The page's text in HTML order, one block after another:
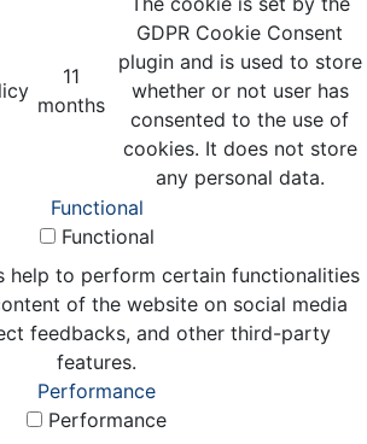
11
months
GDPR Cookie Consent
plugin and is used to store
whether or not user has
consented to the use of
cookies. It does not store
any personal data.
Functional
Functional
help to perform certain functionalities
of the website on social media
feedbacks, and other third-party
features.
Performance
Performance